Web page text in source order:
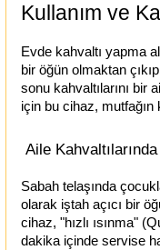
Kullanım ve
Evde kahvaltı yapma
bir öğün olmaktan
sonu kahvaltılarını bir
için bu cihaz, mutfağın
Aile
Sabah telaşında
olarak iştah açıcı bir
cihaz, "hızlı ısınma"
dakika içinde servise